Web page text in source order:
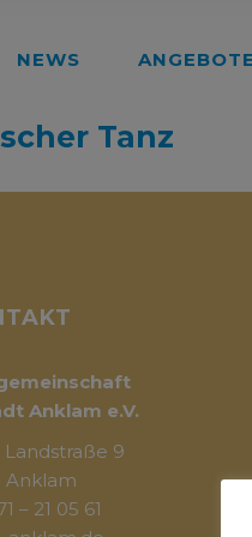
NEWS ANGEBOTE
Tanz
Anklam e.V.
9
Anklam
– 21 05 61